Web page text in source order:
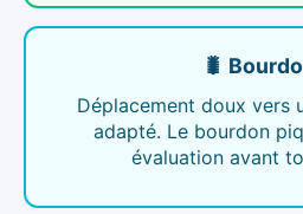
🐛
Déplacement doux vers
adapté. Le bourdon
évaluation avant